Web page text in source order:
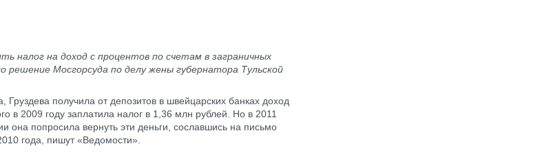
налог на доход с процентов по счетам в заграничных
решение Мосгорсуда по делу жены губернатора Тульской
Груздева получила от депозитов в швейцарских банках доход
в 2009 году заплатила налог в 1,36 млн рублей. Но в 2011
она попросила вернуть эти деньги, сославшись на письмо
года, пишут «Ведомости».